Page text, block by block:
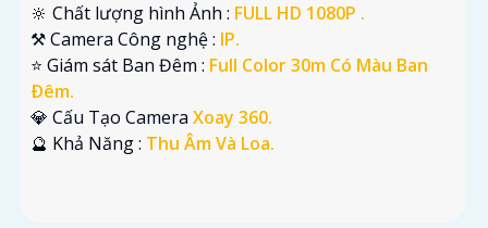
🔆 Chất lượng hình Ảnh : FULL HD 1080P .
⚒ Camera Công nghệ : IP.
⭐ Giám sát Ban Đêm : Full Color 30m Có Màu Ban
Ðêm.
💎 Cấu Tạo Camera Xoay 360.
️🔮 Khả Năng : Thu Âm Và Loa.